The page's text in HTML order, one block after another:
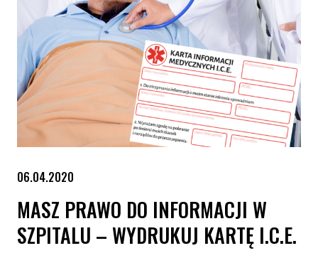
06.04.2020
MASZ PRAWO DO INFORMACJI W
SZPITALU – WYDRUKUJ KARTĘ I.C.E.